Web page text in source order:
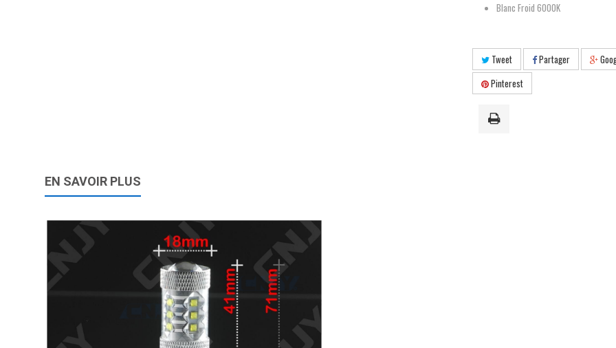
Blanc Froid 6000K
Tweet Partager
Pinterest
EN SAVOIR PLUS